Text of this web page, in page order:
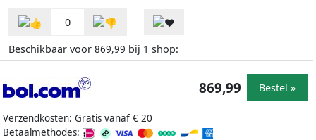
0
Beschikbaar voor 869,99 bij 1 shop:
Verzendkosten: Gratis vanaf € 20
Betaalmethodes:
869,99 Bestel »